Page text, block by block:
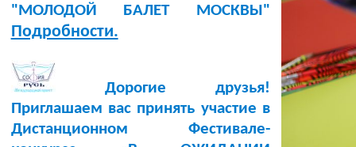
"МОЛОДОЙ БАЛЕТ МОСКВЫ"
Подробности.
Дорогие друзья!
Приглашаем вас принять участие в
Дистанционном Фестивале-